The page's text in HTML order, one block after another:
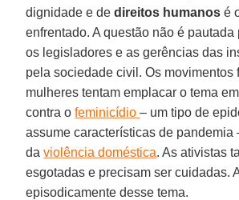
dignidade e dedireitos humanos é
enfrentado. A questão não é pautada
os legisladores e as gerências das
pela sociedade civil. Os movimentos
mulheres tentam emplacar o tema
contra ofeminicídio– um tipo de
assume características de pandemia
daviolência doméstica. As ativistas
esgotadas e precisam ser cuidadas.
episodicamente desse tema.